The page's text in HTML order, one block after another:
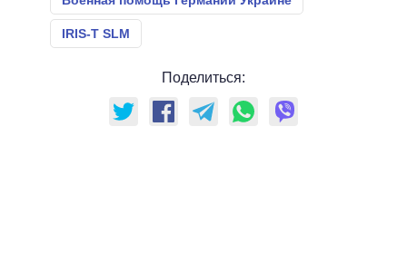
IRIS-T SLM
Поделиться: